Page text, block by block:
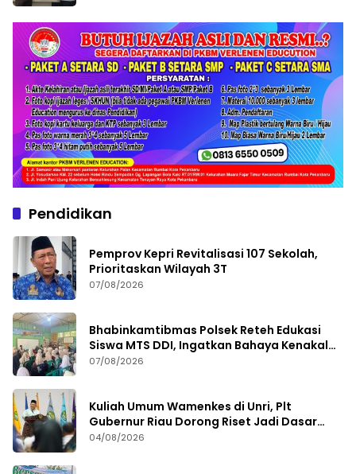
Pendidikan
Pemprov Kepri Revitalisasi 107 Sekolah,
Prioritaskan Wilayah 3T
07/08/2026
Bhabinkamtibmas Polsek Reteh Edukasi
Siswa MTS DDI, Ingatkan Bahaya Kenakalan
Remaja
07/08/2026
Kuliah Umum Wamenkes di Unri, Plt
Gubernur Riau Dorong Riset Jadi Dasar
Kebijakan Kesehatan
04/08/2026